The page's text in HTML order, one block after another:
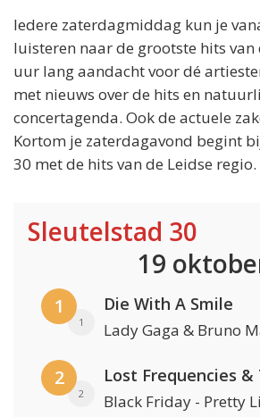
Iedere zaterdagmiddag kun je
luisteren naar de grootste hits
uur lang aandacht voor dé
met nieuws over de hits en
concertagenda. Ook de actuele
Kortom je zaterdagavond begint
30 met de hits van de Leidse regio.
Sleutelstad 30
19
1
1
Die With A Smile
Lady Gaga & Bruno
2
2
Lost Frequencies &
Black Friday - Pretty